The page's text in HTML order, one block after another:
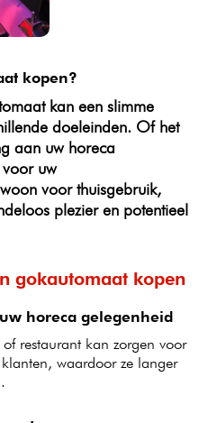
kopen?
kan een slimme
doeleinden. Of het
aan uw horeca
uw
voor thuisgebruik,
plezier en potentieel
gokautomaat kopen
horeca gelegenheid
restaurant kan zorgen voor
waardoor ze langer